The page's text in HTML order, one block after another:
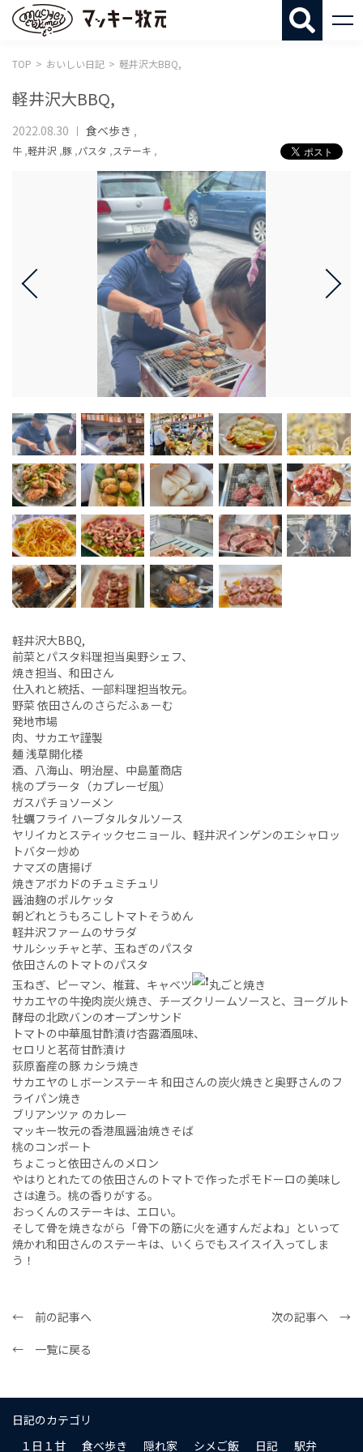
TOP おいしい日記 軽井沢大BBQ,
軽井沢大BBQ,
2022.08.30 食べ歩き ,
牛 ,軽井沢 ,豚 ,パスタ ,ステーキ ,
軽井沢大BBQ,
前菜とパスタ料理担当奥野シェフ、
焼き担当、和田さん
仕入れと統括、一部料理担当牧元。
野菜 依田さんのさらだふぁーむ
発地市場
肉、サカエヤ謹製
麺 浅草開化楼
酒、八海山、明治屋、中島董商店
桃のプラータ（カプレーゼ風）
ガスパチョソーメン
牡蠣フライ ハーブタルタルソース
ヤリイカとスティックセニョール、軽井沢インゲンのエシャロッ
トバター炒め
ナマズの唐揚げ
焼きアボカドのチュミチュリ
醤油麹のポルケッタ
朝どれとうもろこしトマトそうめん
軽井沢ファームのサラダ
サルシッチャと芋、玉ねぎのパスタ
依田さんのトマトのパスタ
玉ねぎ、ピーマン、椎茸、キャベツ
丸ごと焼き
サカエヤの牛挽肉炭火焼き、チーズクリームソースと、ヨーグルト
酵母の北欧バンのオープンサンド
トマトの中華風甘酢漬け杏露酒風味、
セロリと茗荷甘酢漬け
荻原畜産の豚 カシラ焼き
サカエヤのＬボーンステーキ 和田さんの炭火焼きと奥野さんのフ
ライパン焼き
ブリアンツァ のカレー
マッキー牧元の香港風醤油焼きそば
桃のコンポート
ちょこっと依田さんのメロン
やはりとれたての依田さんのトマトで作ったポモドーロの美味し
さは違う。桃の香りがする。
おっくんのステーキは、エロい。
そして骨を焼きながら「骨下の筋に火を通すんだよね」といって
焼かれ和田さんのステーキは、いくらでもスイスイ入ってしま
う！
← 前の記事へ
次の記事へ →
← 一覧に戻る
日記のカテゴリ
１日１甘
食べ歩き 隠れ家 シメご飯 日記 駅弁